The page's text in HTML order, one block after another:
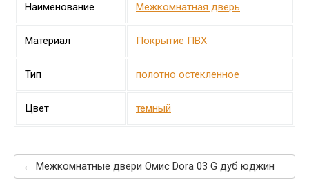
Наименование Межкомнатная дверь
Материал Покрытие ПВХ
Тип полотно остекленное
Цвет темный
← Межкомнатные двери Омис Dora 03 G дуб юджин